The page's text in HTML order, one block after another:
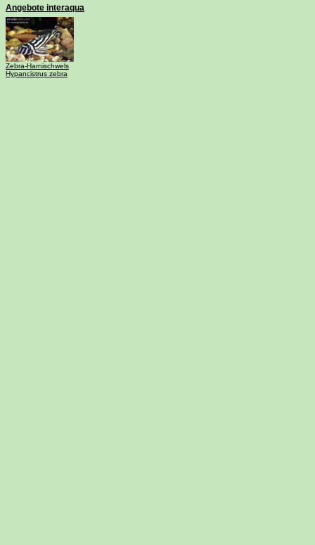
Angebote interaqua
Zebra-Harnischwels
Hypancistrus zebra